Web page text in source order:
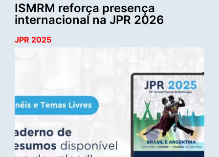
ISMRM reforça presença
internacional na JPR 2026
JPR 2025